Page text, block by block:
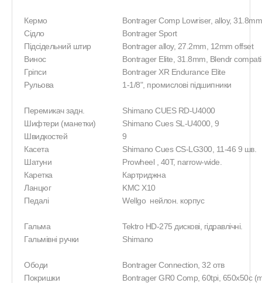
Кермо
Bontrager Comp Lowriser, alloy,
Сідло
Bontrager Sport
Підсідельний штир
Bontrager alloy, 27.2mm, 12mm offset
Винос
Bontrager Elite, 31.8mm, Blendr
Гріпси
Bontrager XR Endurance Elite
Рульова
1-1/8", промислові підшипники
Перемикач задн.
Shimano CUES RD-U4000
Шифтери (манетки)
Shimano Cues SL-U4000, 9
Швидкостей
9
Касета
Shimano Cues CS-LG300, 11-46 9 шв.
Шатуни
Prowheel , 40T, narrow-wide.
Каретка
Картриджна
Ланцюг
KMC X10
Педалі
Wellgo нейлон. корпус
Гальма
Tektro HD-275 дискові, гідравлічні.
Гальмівні ручки
Shimano
Ободи
Bontrager Connection, 32 отв
Покришки
Bontrager GR0 Comp, 60tpi, 650x50c